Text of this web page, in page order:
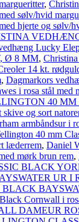
,
sølv/hvid
hjerte og sølv/
Lucky
Ø 8 MM,
14 kt.
, Dagmarkors
i rosa stål med
40
og sort
armbåndsur i
40 mm
læderrem, Daniel
mørk brun rem,
BLACK
UR I
Cornwall i
DAMEUR